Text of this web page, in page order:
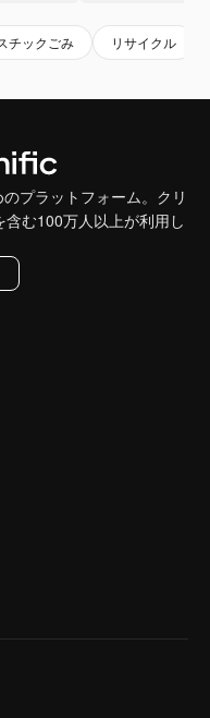
チックごみ リサイクル
プラットフォーム。クリ
む100万人以上が利用し